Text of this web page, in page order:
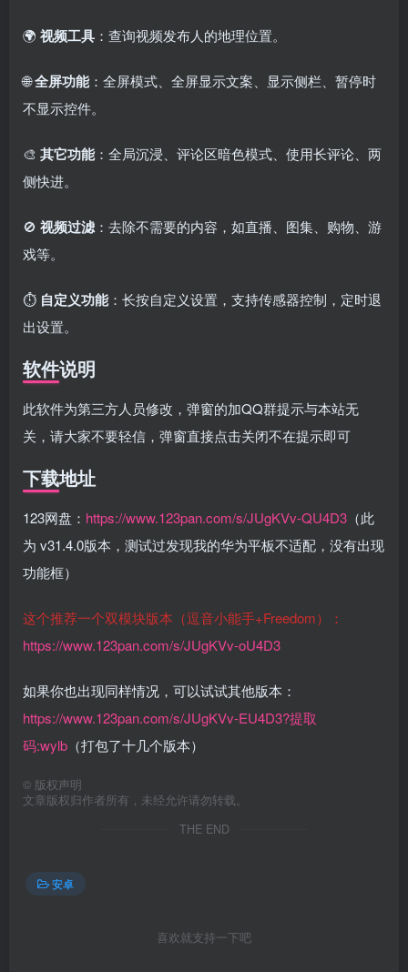
🌍 视频工具 ：查询视频发布人的地理位置。
🌐全屏功能：全屏模式、全屏显示文案、显示侧栏、暂停时
不显示控件。
🎨 其它功能：全局沉浸、评论区暗色模式、使用长评论、两
侧快进。
🚫 视频过滤 ：去除不需要的内容，如直播、图集、购物、游
戏等。
⏱️ 自定义功能：长按自定义设置，支持传感器控制，定时退
出设置。
软件说明
此软件为第三方人员修改，弹窗的加QQ群提示与本站无
关，请大家不要轻信，弹窗直接点击关闭不在提示即可
下载地址
123网盘： https://www.123pan.com/s/JUgKVv-QU4D3 （此
为 v31.4.0版本，测试过发现我的华为平板不适配，没有出现
功能框）
这个推荐一个双模块版本（逗音小能手+Freedom）：
https://www.123pan.com/s/JUgKVv-oU4D3
如果你也出现同样情况，可以试试其他版本：
https://www.123pan.com/s/JUgKVv-EU4D3?提取
码:wylb （打包了十几个版本）
© 版权声明
文章版权归作者所有，未经允许请勿转载。
THE END
安卓
喜欢就支持一下吧